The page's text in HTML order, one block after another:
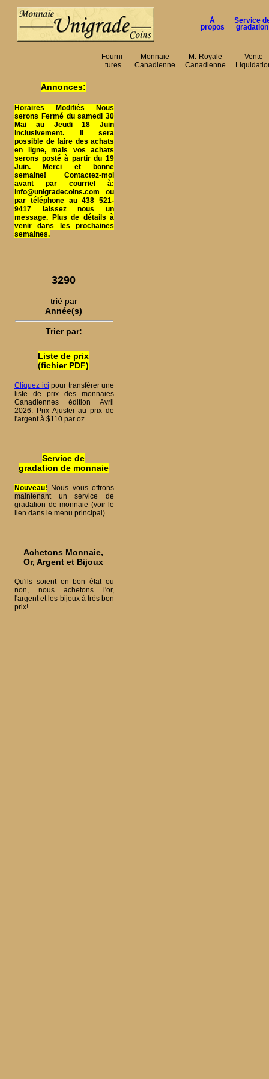
À
propos
Service
gradation
Fourni-
tures
Monnaie
Canadienne
M.-Royale
Canadienne
Vente
Annonces:
Horaires Modifiés Nous
serons Fermé du samedi 30
Mai au Jeudi 18 Juin
inclusivement. Il sera
possible de faire des achats
en ligne, mais vos achats
serons posté à partir du 19
Juin. Merci et bonne
semaine! Contactez-moi
avant par courriel à:
info@unigradecoins.com ou
par téléphone au 438 521-
9417 laissez nous un
message. Plus de détails à
venir dans les prochaines
semaines.
3290
trié par
Année(s)
Trier par:
Liste de prix
(fichier PDF)
Cliquez ici pour transférer une
liste de prix des monnaies
Canadiennes édition Avril
2026. Prix Ajuster au prix de
l'argent à $110 par oz
Service de
gradation de monnaie
Nouveau! Nous vous offrons
maintenant un service de
gradation de monnaie (voir le
lien dans le menu principal).
Achetons Monnaie,
Or, Argent et Bijoux
Qu'ils soient en bon état ou
non, nous achetons l'or,
l'argent et les bijoux à très bon
prix!